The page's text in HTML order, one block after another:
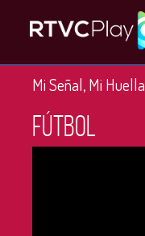
Mi Señal, Mi Huella
Fútbol